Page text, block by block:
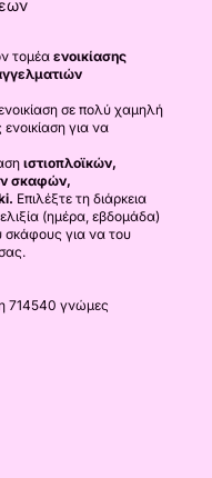
τομέα ενοικίασης
σε πολύ χαμηλή
για να
ιστιοπλοϊκών,
σκαφών,
Επιλέξτε τη διάρκεια
(ημέρα, εβδομάδα)
σκάφους για να του
714540 γνώμες